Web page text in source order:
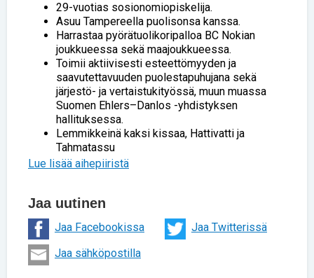
29-vuotias sosionomiopiskelija.
Asuu Tampereella puolisonsa kanssa.
Harrastaa pyörätuolikoripalloa BC Nokian
joukkueessa sekä maajoukkueessa.
Toimii aktiivisesti esteettömyyden ja
saavutettavuuden puolestapuhujana sekä
järjestö- ja vertaistukityössä, muun muassa
Suomen Ehlers–Danlos -yhdistyksen
hallituksessa.
Lemmikkeinä kaksi kissaa, Hattivatti ja
Tahmatassu
Lue lisää aihepiiristä
Jaa uutinen
Jaa Facebookissa
Jaa Twitterissä
Jaa sähköpostilla